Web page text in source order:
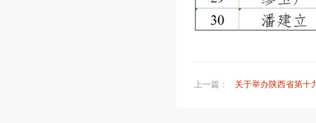
上一篇： 关于举办陕西省第十九